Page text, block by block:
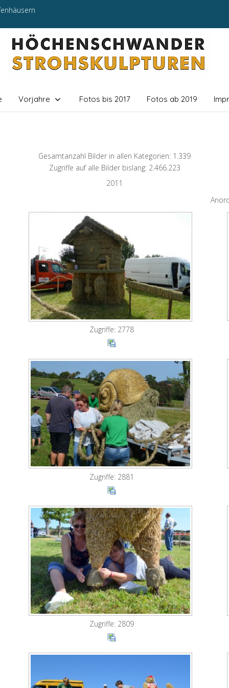
Vorjahre Fotos bis 2017 Fotos ab 2019
Gesamtanzahl Bilder in allen Kategorien: 1.339
Zugriffe auf alle Bilder bislang: 2.466.223
2011
Zugriffe: 2778
Zugriffe: 2881
Zugriffe: 2809